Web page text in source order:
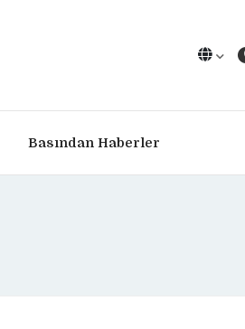
Basından Haberler